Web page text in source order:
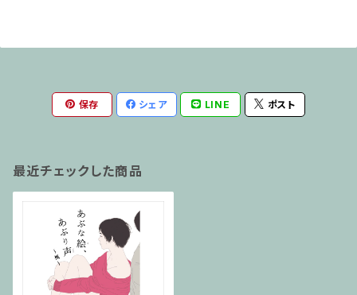
保存 シェア LINE ポスト
最近チェックした商品